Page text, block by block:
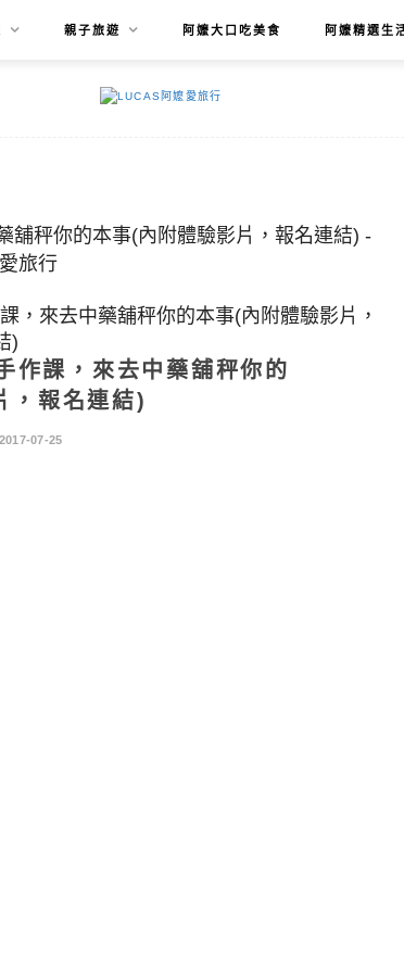
親子旅遊 阿嬤大口吃美食 阿嬤精選生
，來去中藥舖秤你的本事(內附體驗影片，
)
作課，來去中藥舖秤你的
，報名連結)
2017-07-25